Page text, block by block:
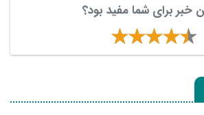
خبر برای شما مفید بود؟